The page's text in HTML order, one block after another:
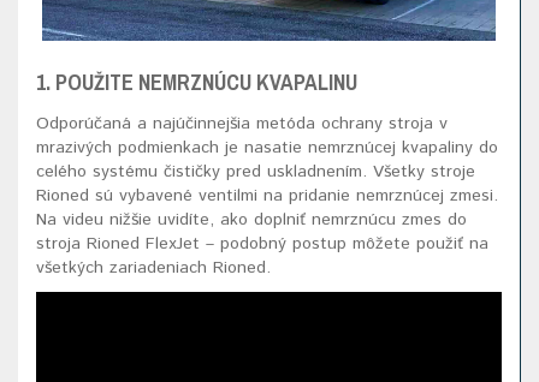
1. POUŽITE NEMRZNÚCU KVAPALINU
Odporúčaná a najúčinnejšia metóda ochrany stroja v
mrazivých podmienkach je nasatie nemrznúcej kvapaliny do
celého systému čističky pred uskladnením. Všetky stroje
Rioned sú vybavené ventilmi na pridanie nemrznúcej zmesi.
Na videu nižšie uvidíte, ako doplniť nemrznúcu zmes do
stroja Rioned FlexJet – podobný postup môžete použiť na
všetkých zariadeniach Rioned.